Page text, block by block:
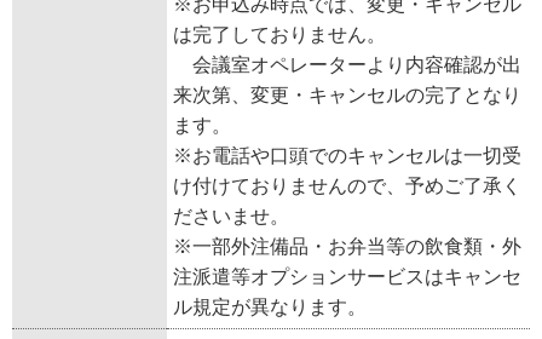
※お申込み時点では、変更・キャンセル
は完了しておりません。
会議室オペレーターより内容確認が出
来次第、変更・キャンセルの完了となり
ます。
※お電話や口頭でのキャンセルは一切受
け付けておりませんので、予めご了承く
ださいませ。
※一部外注備品・お弁当等の飲食類・外
注派遣等オプションサービスはキャンセ
ル規定が異なります。